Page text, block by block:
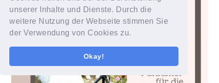
unserer Inhalte und Dienste. Durch die
weitere Nutzung der Webseite stimmen Sie
der Verwendung von Cookies zu.
Okay!